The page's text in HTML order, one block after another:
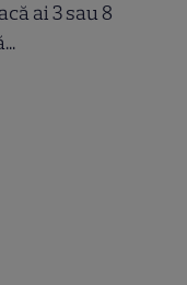
ai 3 sau 8